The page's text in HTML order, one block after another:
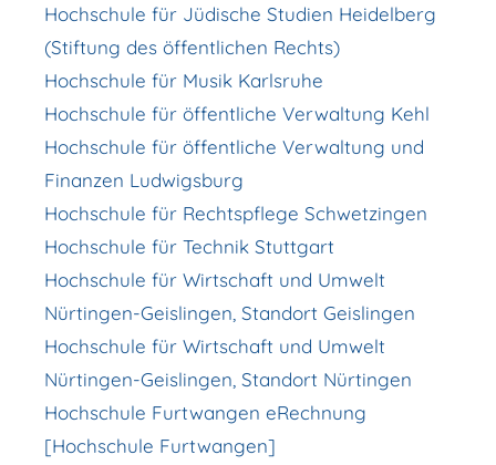
Hochschule für Jüdische Studien Heidelberg
(Stiftung des öffentlichen Rechts)
Hochschule für Musik Karlsruhe
Hochschule für öffentliche Verwaltung Kehl
Hochschule für öffentliche Verwaltung und
Finanzen Ludwigsburg
Hochschule für Rechtspflege Schwetzingen
Hochschule für Technik Stuttgart
Hochschule für Wirtschaft und Umwelt
Nürtingen-Geislingen, Standort Geislingen
Hochschule für Wirtschaft und Umwelt
Nürtingen-Geislingen, Standort Nürtingen
Hochschule Furtwangen eRechnung
[Hochschule Furtwangen]